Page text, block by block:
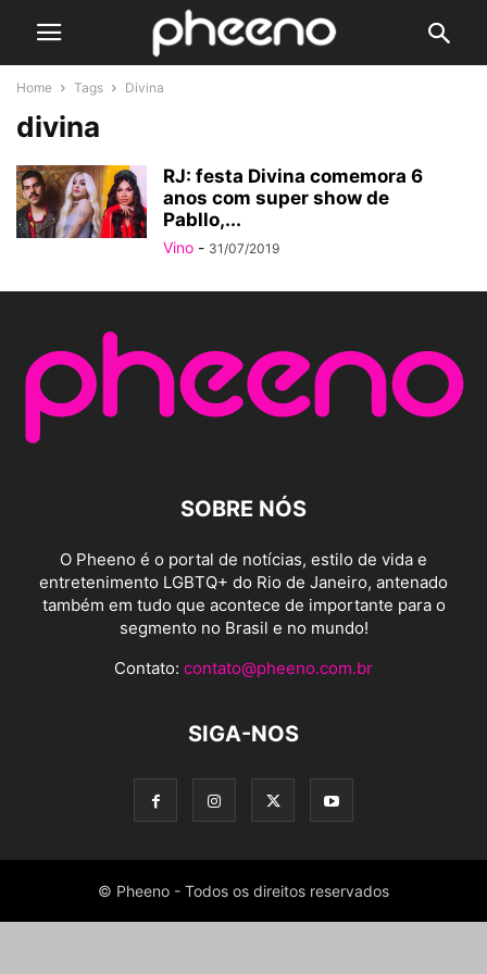
Home Tags Divina
divina
RJ: festa Divina comemora 6
anos com super show de
Pabllo,...
Vino - 31/07/2019
SOBRE NÓS
O Pheeno é o portal de notícias, estilo de vida e
entretenimento LGBTQ+ do Rio de Janeiro, antenado
também em tudo que acontece de importante para o
segmento no Brasil e no mundo!
Contato: contato@pheeno.com.br
SIGA-NOS
© Pheeno - Todos os direitos reservados